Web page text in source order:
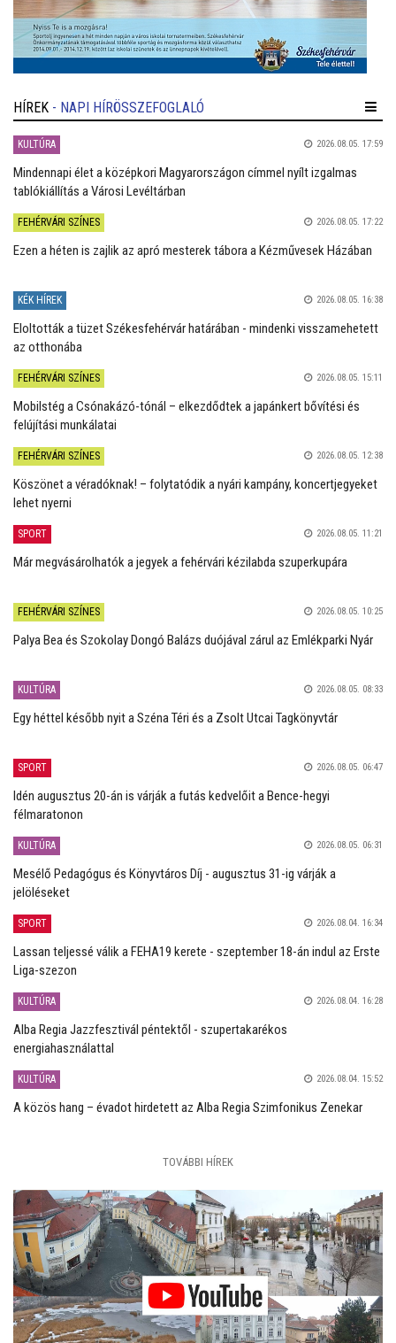
HÍREK - NAPI HÍRÖSSZEFOGLALÓ
KULTÚRA 2026.08.05. 17:59
Mindennapi élet a középkori Magyarországon címmel nyílt izgalmas
tablókiállítás a Városi Levéltárban
FEHÉRVÁRI SZÍNES 2026.08.05. 17:22
Ezen a héten is zajlik az apró mesterek tábora a Kézművesek Házában
KÉK HÍREK 2026.08.05. 16:38
Eloltották a tüzet Székesfehérvár határában - mindenki visszamehetett
az otthonába
FEHÉRVÁRI SZÍNES 2026.08.05. 15:11
Mobilstég a Csónakázó-tónál – elkezdődtek a japánkert bővítési és
felújítási munkálatai
FEHÉRVÁRI SZÍNES 2026.08.05. 12:38
Köszönet a véradóknak! – folytatódik a nyári kampány, koncertjegyeket
lehet nyerni
SPORT 2026.08.05. 11:21
Már megvásárolhatók a jegyek a fehérvári kézilabda szuperkupára
FEHÉRVÁRI SZÍNES 2026.08.05. 10:25
Palya Bea és Szokolay Dongó Balázs duójával zárul az Emlékparki Nyár
KULTÚRA 2026.08.05. 08:33
Egy héttel később nyit a Széna Téri és a Zsolt Utcai Tagkönyvtár
SPORT 2026.08.05. 06:47
Idén augusztus 20-án is várják a futás kedvelőit a Bence-hegyi
félmaratonon
KULTÚRA 2026.08.05. 06:31
Mesélő Pedagógus és Könyvtáros Díj - augusztus 31-ig várják a
jelöléseket
SPORT 2026.08.04. 16:34
Lassan teljessé válik a FEHA19 kerete - szeptember 18-án indul az Erste
Liga-szezon
KULTÚRA 2026.08.04. 16:28
Alba Regia Jazzfesztivál péntektől - szupertakarékos
energiahasználattal
KULTÚRA 2026.08.04. 15:52
A közös hang – évadot hirdetett az Alba Regia Szimfonikus Zenekar
TOVÁBBI HÍREK